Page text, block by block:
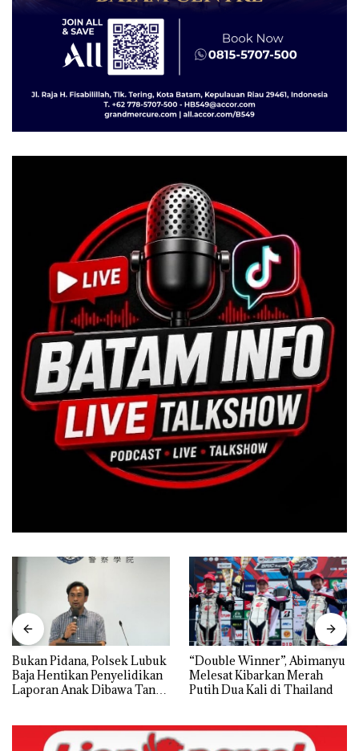
Bukan Pidana, Polsek Lubuk
Baja Hentikan Penyelidikan
Laporan Anak Dibawa Tanpa
“Double Winner”, Abimanyu
Melesat Kibarkan Merah
Putih Dua Kali di Thailand